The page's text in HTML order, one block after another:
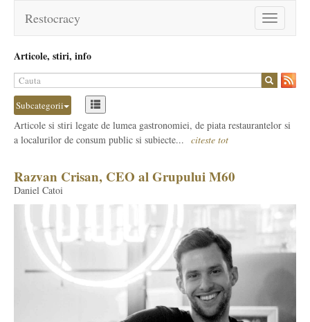
Toggle
navigation
Restocracy
Articole, stiri, info
Subcategorii
Articole si stiri legate de lumea gastronomiei, de piata restaurantelor si
a localurilor de consum public si subiecte... citeste tot
Razvan Crisan, CEO al Grupului M60
Daniel Catoi